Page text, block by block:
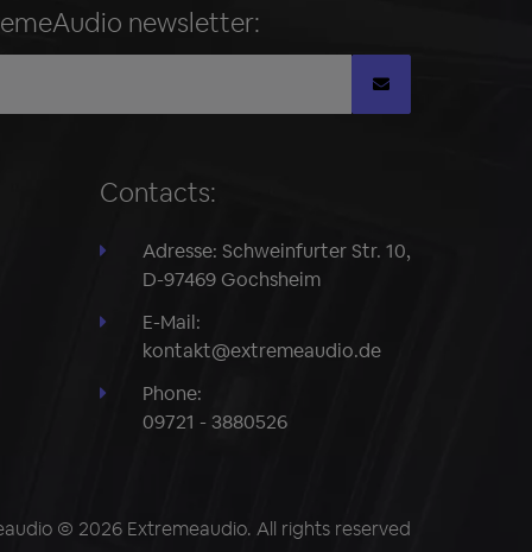
newsletter:
Contacts:
Adresse: Schweinfurter Str. 10,
D-97469 Gochsheim
E-Mail:
kontakt@extremeaudio.de
Phone:
09721 - 3880526
© 2026 Extremeaudio. All rights reserved